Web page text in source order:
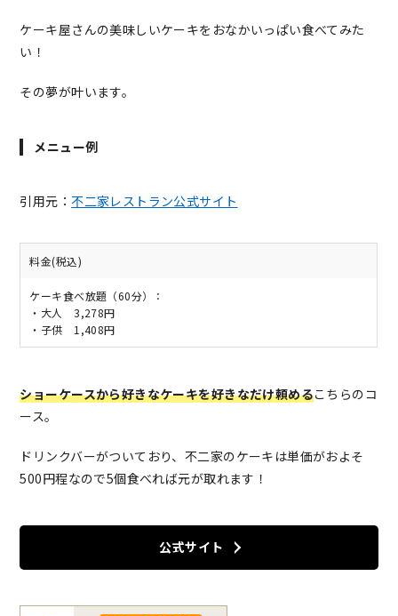
ケーキ屋さんの美味しいケーキをおなかいっぱい食べてみた
い！
その夢が叶います。
メニュー例
引用元：不二家レストラン公式サイト
料金(税込)
ケーキ食べ放題（60分）：
・大人 3,278円
・子供 1,408円
ショーケースから好きなケーキを好きなだけ頼めるこちらのコ
ース。
ドリンクバーがついており、不二家のケーキは単価がおよそ
500円程なので5個食べれば元が取れます！
公式サイト